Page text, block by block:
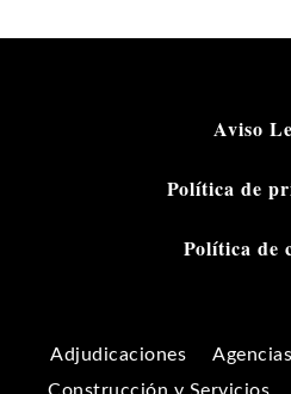
Aviso
Política de
Política de
Adjudicaciones